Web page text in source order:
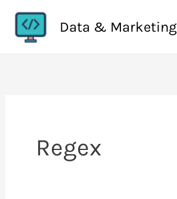
contenu
Data & Marketing
Regex